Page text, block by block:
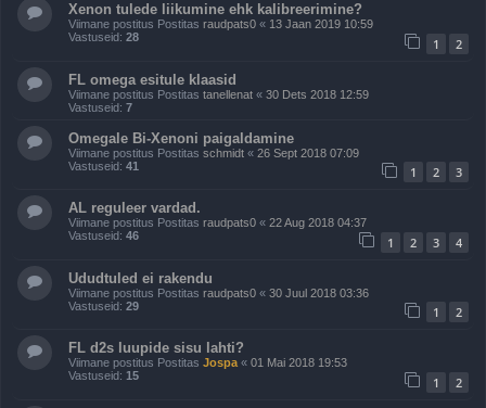
Xenon tulede liikumine ehk kalibreerimine?
Viimane postitus Postitas raudpats0 « 13 Jaan 2019 10:59
Vastuseid: 28 1 2
FL omega esitule klaasid
Viimane postitus Postitas tanellenat « 30 Dets 2018 12:59
Vastuseid: 7
Omegale Bi-Xenoni paigaldamine
Viimane postitus Postitas schmidt « 26 Sept 2018 07:09
Vastuseid: 41 1 2 3
AL reguleer vardad.
Viimane postitus Postitas raudpats0 « 22 Aug 2018 04:37
Vastuseid: 46 1 2 3 4
Ududtuled ei rakendu
Viimane postitus Postitas raudpats0 « 30 Juul 2018 03:36
Vastuseid: 29 1 2
FL d2s luupide sisu lahti?
Viimane postitus Postitas Jospa « 01 Mai 2018 19:53
Vastuseid: 15 1 2